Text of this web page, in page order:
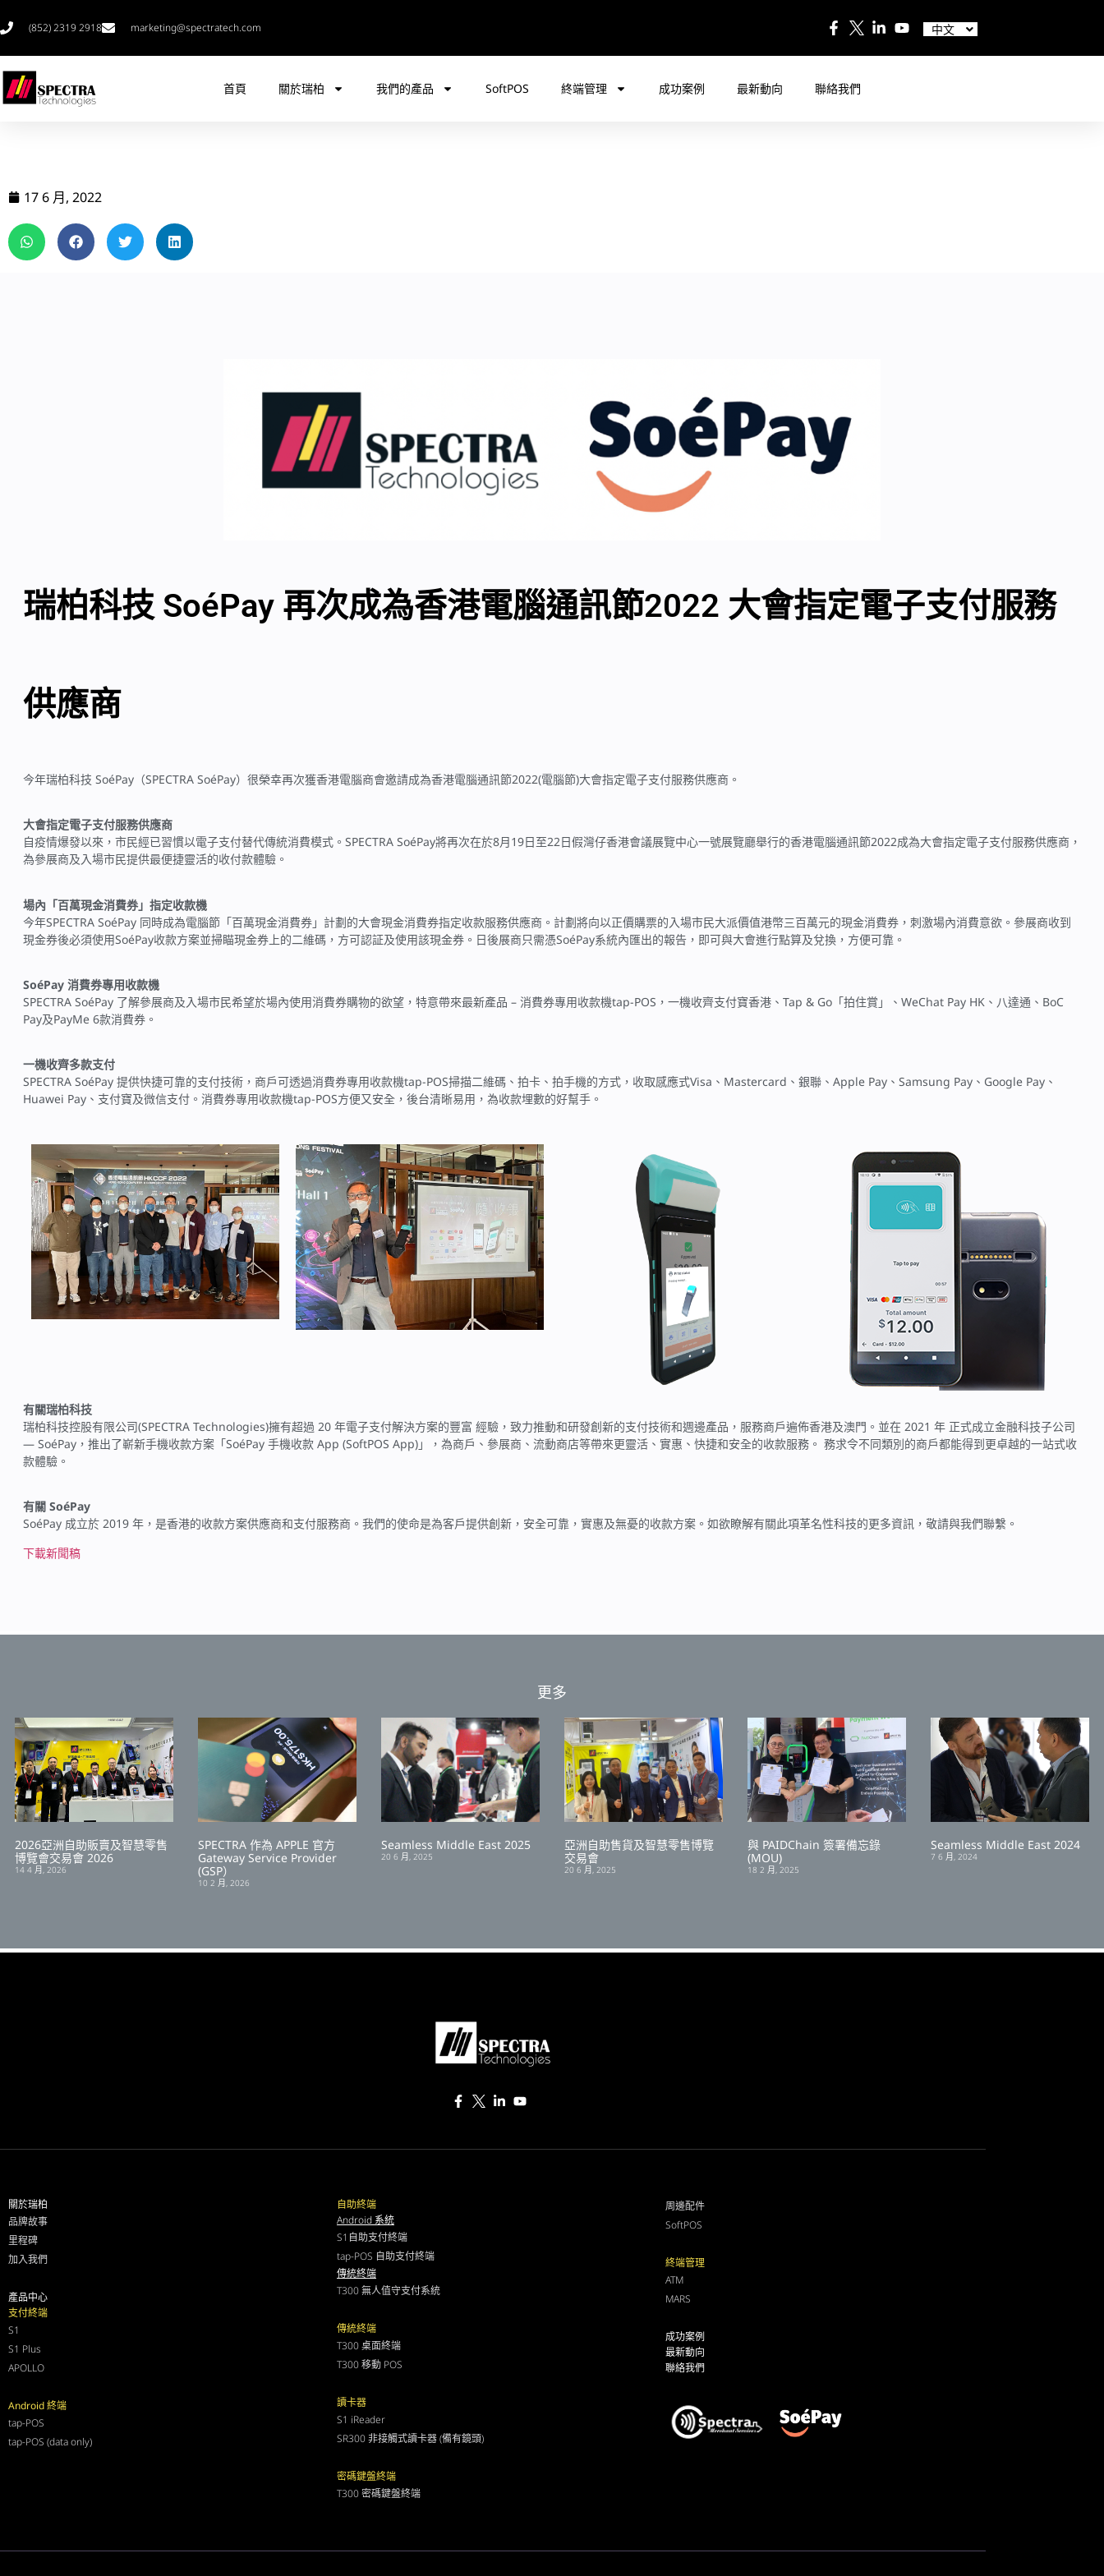
(852) 2319 2918 marketing@spectratech.com 中文
日本語
首頁 關於瑞柏 我們的產品 SoftPOS 終端管理 成功案例 最新動向 聯絡我們
17 6 月, 2022
瑞柏科技 SoéPay 再次成為香港電腦通訊節2022 大會指定電子支付服務
供應商
今年瑞柏科技 SoéPay（SPECTRA SoéPay）很榮幸再次獲香港電腦商會邀請成為香港電腦通訊節2022(電腦節)大會指定電子支付服務供應商。
大會指定電子支付服務供應商
自疫情爆發以來，市民經已習慣以電子支付替代傳統消費模式。SPECTRA SoéPay將再次在於8月19日至22日假灣仔香港會議展覽中心一號展覽廳舉行的香港電腦通訊節2022成為大會指定電子支付服務供應商，
為參展商及入場市民提供最便捷靈活的收付款體驗。
場內「百萬現金消費券」指定收款機
今年SPECTRA SoéPay 同時成為電腦節「百萬現金消費券」計劃的大會現金消費券指定收款服務供應商。計劃將向以正價購票的入場市民大派價值港幣三百萬元的現金消費券，刺激場內消費意欲。參展商收到
現金券後必須使用SoéPay收款方案並掃瞄現金券上的二維碼，方可認証及使用該現金券。日後展商只需憑SoéPay系統內匯出的報告，即可與大會進行點算及兌換，方便可靠。
SoéPay 消費券專用收款機
SPECTRA SoéPay 了解參展商及入場市民希望於場內使用消費券購物的欲望，特意帶來最新產品 – 消費券專用收款機tap-POS，一機收齊支付寶香港、Tap & Go「拍住賞」、WeChat Pay HK、八達通、BoC
Pay及PayMe 6款消費券。
一機收齊多款支付
SPECTRA SoéPay 提供快捷可靠的支付技術，商戶可透過消費券專用收款機tap-POS掃描二維碼、拍卡、拍手機的方式，收取感應式Visa、Mastercard、銀聯、Apple Pay、Samsung Pay、Google Pay、
Huawei Pay、支付寶及微信支付。消費券專用收款機tap-POS方便又安全，後台清晰易用，為收款埋數的好幫手。
有關瑞柏科技
瑞柏科技控股有限公司(SPECTRA Technologies)擁有超過 20 年電子支付解決方案的豐富 經驗，致力推動和研發創新的支付技術和週邊產品，服務商戶遍佈香港及澳門。並在 2021 年 正式成立金融科技子公司
— SoéPay，推出了嶄新手機收款方案「SoéPay 手機收款 App (SoftPOS App)」，為商戶、參展商、流動商店等帶來更靈活、實惠、快捷和安全的收款服務。 務求令不同類別的商戶都能得到更卓越的一站式收
款體驗。
有關 SoéPay
SoéPay 成立於 2019 年，是香港的收款方案供應商和支付服務商。我們的使命是為客戶提供創新，安全可靠，實惠及無憂的收款方案。如欲瞭解有關此項革名性科技的更多資訊，敬請與我們聯繫。
下載新聞稿
更多
2026亞洲自助販賣及智慧零售
博覽會交易會 2026
14 4 月, 2026
SPECTRA 作為 APPLE 官方
Gateway Service Provider
(GSP）
10 2 月, 2026
Seamless Middle East 2025
20 6 月, 2025
亞洲自助售貨及智慧零售博覽
交易會
20 6 月, 2025
與 PAIDChain 簽署備忘錄
(MOU)
18 2 月, 2025
Seamless Middle East 2024
7 6 月, 2024
關於瑞柏
品牌故事
里程碑
加入我們
產品中心
支付終端
S1
S1 Plus
APOLLO
Android 終端
tap-POS
tap-POS (data only)
自助終端
Android 系統
S1自助支付終端
tap-POS 自助支付終端
傳統終端
T300 無人值守支付系統
傳統終端
T300 桌面終端
T300 移動 POS
讀卡器
S1 iReader
SR300 非接觸式讀卡器 (備有鏡頭)
密碼鍵盤終端
T300 密碼鍵盤終端
周邊配件
SoftPOS
終端管理
ATM
MARS
成功案例
最新動向
聯絡我們